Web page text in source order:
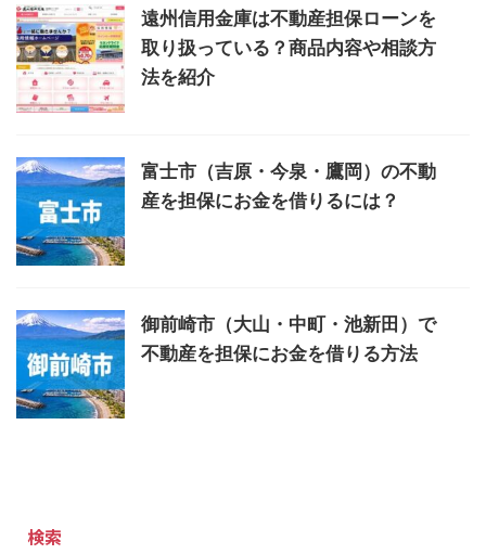
遠州信用金庫は不動産担保ローンを
取り扱っている？商品内容や相談方
法を紹介
富士市（吉原・今泉・鷹岡）の不動
産を担保にお金を借りるには？
御前崎市（大山・中町・池新田）で
不動産を担保にお金を借りる方法
検索